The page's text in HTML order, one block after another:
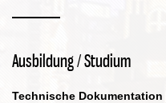
Ausbildung / Studium
Technische Dokumentation